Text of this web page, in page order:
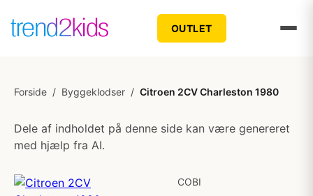
OUTLET
Forside / Byggeklodser / Citroen 2CV Charleston 1980
Dele af indholdet på denne side kan være genereret
med hjælp fra AI.
COBI